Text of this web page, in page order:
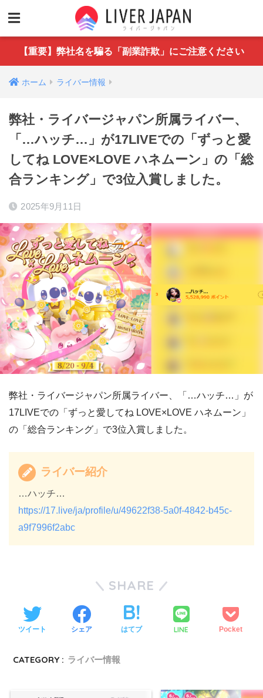
【重要】弊社名を騙る「副業詐欺」にご注意ください
ホーム ライバー情報
弊社・ライバージャパン所属ライバー、
「…ハッチ…」が17LIVEでの「ずっと愛
してね LOVE×LOVE ハネムーン」の「総
合ランキング」で3位入賞しました。
2025年9月11日
弊社・ライバージャパン所属ライバー、「…ハッチ…」が
17LIVEでの「ずっと愛してね LOVE×LOVE ハネムーン」
の「総合ランキング」で3位入賞しました。
ライバー紹介
…ハッチ…
https://17.live/ja/profile/u/49622f38-5a0f-4842-b45c-
a9f7996f2abc
SHARE
ツイート シェア はてブ LINE Pocket
CATEGORY : ライバー情報